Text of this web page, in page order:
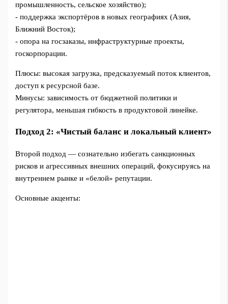
промышленность, сельское хозяйство);
- поддержка экспортёров в новых географиях (Азия,
Ближний Восток);
- опора на госзаказы, инфраструктурные проекты,
госкорпорации.
Плюсы: высокая загрузка, предсказуемый поток клиентов,
доступ к ресурсной базе.
Минусы: зависимость от бюджетной политики и
регулятора, меньшая гибкость в продуктовой линейке.
Подход 2: «Чистый баланс и локальный клиент»
Второй подход — сознательно избегать санкционных
рисков и агрессивных внешних операций, фокусируясь на
внутреннем рынке и «белой» репутации.
Основные акценты: